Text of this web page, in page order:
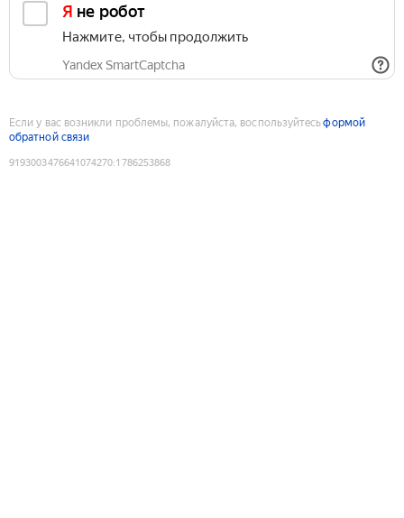
Я не робот
Нажмите, чтобы продолжить
Yandex SmartCaptcha
Если у вас возникли проблемы, пожалуйста, воспользуйтесьформой
обратной связи
9193003476641074270:1786253868